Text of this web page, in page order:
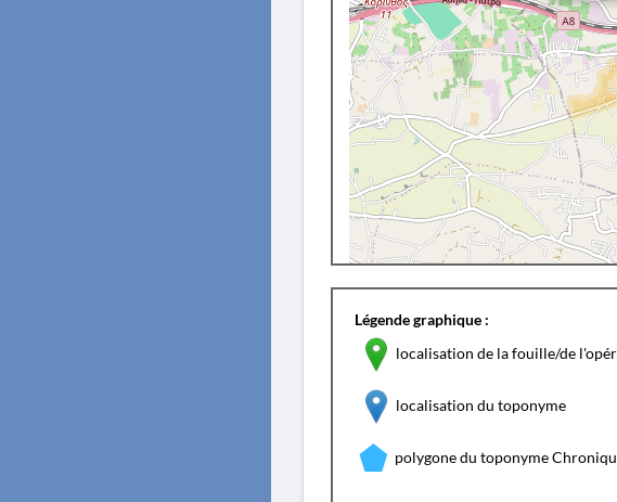
Légende graphique :
localisation de la fouille/de
localisation du toponyme
polygone du toponyme